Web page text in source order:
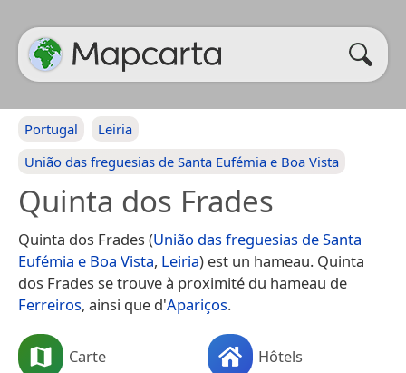
Portugal
Leiria
União das freguesias de Santa Eufémia e Boa Vista
Quinta dos Frades
Quinta dos Frades (União das freguesias de Santa
Eufémia e Boa Vista, Leiria) est un hameau. Quinta
dos Frades se trouve à proximité du hameau de
Ferreiros, ainsi que d'Apariços.
Carte Hôtels